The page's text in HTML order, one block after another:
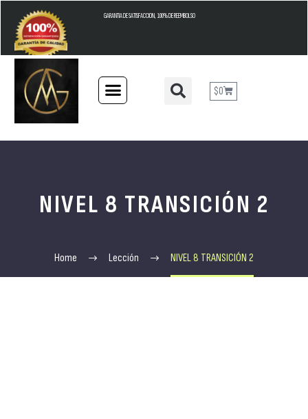
GARANTIA DE SATISFACCION, 100% DE REEMBOLSO
$0
NIVEL 8 TRANSICIÓN 2
Home Lección NIVEL 8 TRANSICIÓN 2